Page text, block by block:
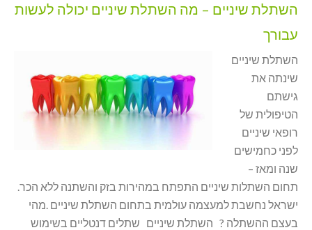
השתלת שיניים – מה השתלת שיניים יכולה לעשות
עבורך
השתלת שיניים
שינתה את
גישתם
הטיפולית של
רופאי שיניים
לפני כחמישים
שנה ומאז –
תחום השתלות שיניים התפתח במהירות בזק והשתנה ללא הכר.
ישראל נחשבת למעצמה עולמית בתחום השתלת שיניים .מהי
בעצם ההשתלה ? השתלת שיניים שתלים דנטליים בשימוש